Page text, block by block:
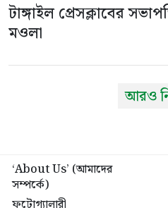
টাঙ্গাইল প্রেসক্লাবের
মওলা
আরও
‘About Us’ (আমাদের
সম্পর্কে)